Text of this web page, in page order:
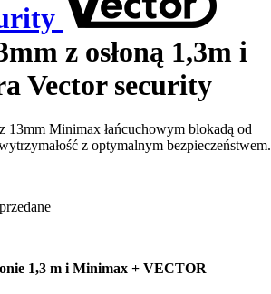
z osłoną 1,3m i
Vector security
13mm Minimax łańcuchowym blokadą od
z optymalnym bezpieczeństwem.
1,3 m i Minimax + VECTOR